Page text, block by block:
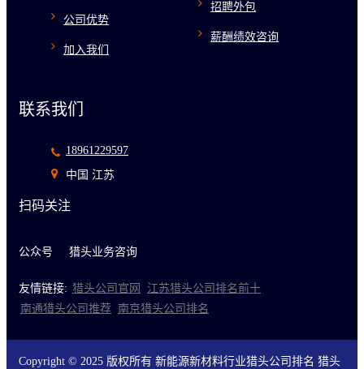
公司优势
加入我们
招聘外包
薪酬绩效咨询
联系我们
18961229597
中国 江苏
扫码关注
公众号 猎头业务咨询
友情链接: 猎头公司官网
江苏猎头公司排名前十
南通猎头公司推荐 南京猎头公司排名
Copyright © 2025 版权所有 新能源新材料行业猎头公司排名 猎头